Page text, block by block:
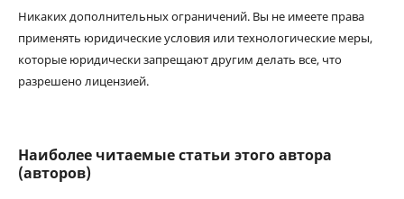
Никаких дополнительных ограничений. Вы не имеете права
применять юридические условия или технологические меры,
которые юридически запрещают другим делать все, что
разрешено лицензией.
Наиболее читаемые статьи этого автора
(авторов)